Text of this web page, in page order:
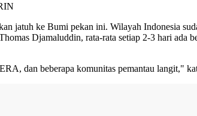
jatuh ke Bumi pekan ini. Wilayah Indonesia
Djamaluddin, rata-rata setiap 2-3 hari ada
dan beberapa komunitas pemantau langit,"